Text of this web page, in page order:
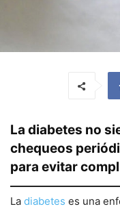
La diabetes no
chequeos
para evitar
La diabetes es una